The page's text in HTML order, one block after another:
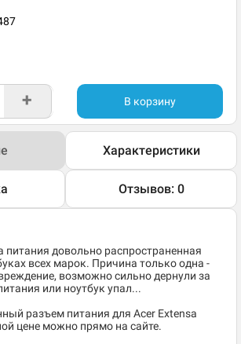
+ В корзину
Характеристики
Отзывов: 0
довольно распространенная
всех марок. Причина только одна -
возможно сильно дернули за
или ноутбук упал...
разъем питания для Acer Extensa
цене можно прямо на сайте.